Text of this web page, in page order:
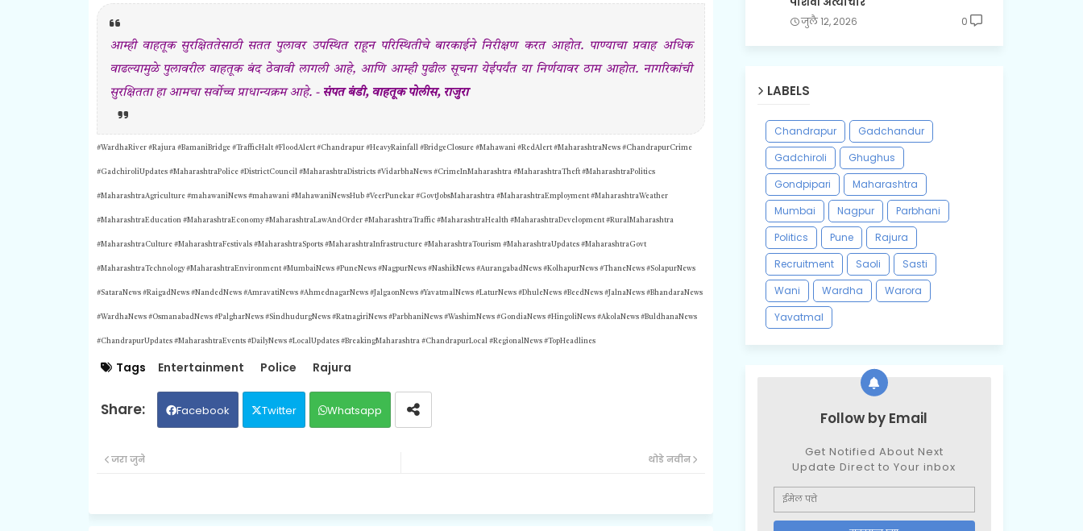
आम्ही वाहतूक सुरक्षिततेसाठी सतत पुलावर उपस्थित राहून परिस्थितीचे बारकाईने निरीक्षण करत आहोत. पाण्याचा प्रवाह अधिक
वाढल्यामुळे पुलावरील वाहतूक बंद ठेवावी लागली आहे, आणि आम्ही पुढील सूचना येईपर्यंत या निर्णयावर ठाम आहोत. नागरिकांची
सुरक्षितता हा आमचा सर्वोच्च प्राधान्यक्रम आहे. - संपत बंडी, वाहतूक पोलीस, राजुरा
#WardhaRiver #Rajura #BamaniBridge #TrafficHalt #FloodAlert #Chandrapur #HeavyRainfall #BridgeClosure #Mahawani #RedAlert #MaharashtraNews #ChandrapurCrime
#GadchiroliUpdates #MaharashtraPolice #DistrictCouncil #MaharashtraDistricts #VidarbhaNews #CrimeInMaharashtra #MaharashtraTheft #MaharashtraPolitics
#MaharashtraAgriculture #mahawaniNews #mahawani #MahawaniNewsHub #VeerPunekar #GovtJobsMaharashtra #MaharashtraEmployment #MaharashtraWeather
#MaharashtraEducation #MaharashtraEconomy #MaharashtraLawAndOrder #MaharashtraTraffic #MaharashtraHealth #MaharashtraDevelopment #RuralMaharashtra
#MaharashtraCulture #MaharashtraFestivals #MaharashtraSports #MaharashtraInfrastructure #MaharashtraTourism #MaharashtraUpdates #MaharashtraGovt
#MaharashtraTechnology #MaharashtraEnvironment #MumbaiNews #PuneNews #NagpurNews #NashikNews #AurangabadNews #KolhapurNews #ThaneNews #SolapurNews
#SataraNews #RaigadNews #NandedNews #AmravatiNews #AhmednagarNews #JalgaonNews #YavatmalNews #LaturNews #DhuleNews #BeedNews #JalnaNews #BhandaraNews
#WardhaNews #OsmanabadNews #PalgharNews #SindhudurgNews #RatnagiriNews #ParbhaniNews #WashimNews #GondiaNews #HingoliNews #AkolaNews #BuldhanaNews
#ChandrapurUpdates #MaharashtraEvents #DailyNews #LocalUpdates #BreakingMaharashtra #ChandrapurLocal #RegionalNews #TopHeadlines
Tags Entertainment Police Rajura
Facebook Twitter Whatsapp
थोडे नवीन
जरा जुने
जुलै १२, २०२६ 0
LABELS
Chandrapur
Gadchandur
Gadchiroli
Ghughus
Gondpipari
Maharashtra
Mumbai
Nagpur
Parbhani
Politics
Pune
Rajura
Recruitment
Saoli
Sasti
Wani
Wardha
Warora
Yavatmal
Follow by Email
Get Notified About Next
Update Direct to Your inbox